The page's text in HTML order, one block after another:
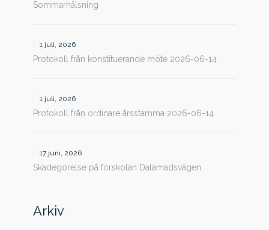
Sommarhälsning
1 juli, 2026
Protokoll från konstituerande möte 2026-06-14
1 juli, 2026
Protokoll från ordinare årsstämma 2026-06-14
17 juni, 2026
Skadegörelse på förskolan Dalamadsvägen
Arkiv